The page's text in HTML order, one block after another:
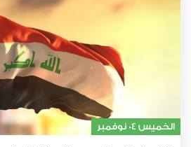
الخميس 04 نوفمبر